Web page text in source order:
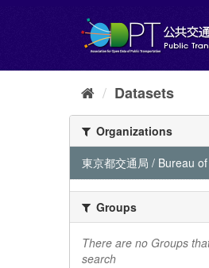
Datasets
Organizations
東京都交通局 / Bureau
Groups
There are no Groups
search